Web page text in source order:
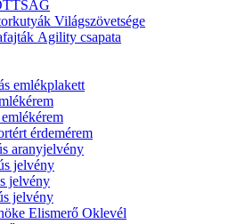
Világszövetsége
Agility csapata
emlékplakett
érdemérem
aranyjelvény
jelvény
jelvény
jelvény
Elismerő Oklevél